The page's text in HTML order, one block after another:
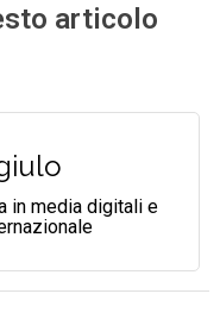
articolo
in media digitali e